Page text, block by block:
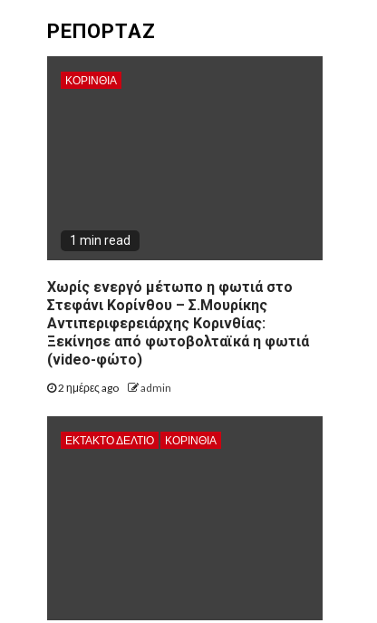
ΡΕΠΟΡΤΑΖ
ΚΟΡΙΝΘΊΑ
1 min read
Χωρίς ενεργό μέτωπο η φωτιά στο
Στεφάνι Κορίνθου – Σ.Μουρίκης
Αντιπεριφερειάρχης Κορινθίας:
Ξεκίνησε από φωτοβολταϊκά η φωτιά
(video-φώτο)
2 ημέρες ago admin
ΕΚΤΑΚΤΟ ΔΕΛΤΙΟ ΚΟΡΙΝΘΊΑ